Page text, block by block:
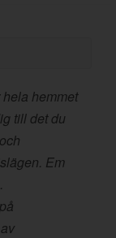
hemmet
till det du
Em